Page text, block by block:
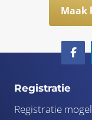
Maak
Registratie
Registratie